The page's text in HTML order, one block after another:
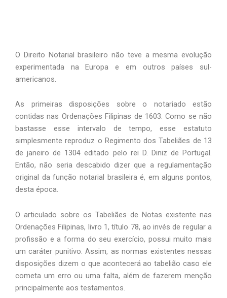
O Direito Notarial brasileiro não teve a mesma evolução
experimentada na Europa e em outros países sul-
americanos.
As primeiras disposições sobre o notariado estão
contidas nas Ordenações Filipinas de 1603. Como se não
bastasse esse intervalo de tempo, esse estatuto
simplesmente reproduz o Regimento dos Tabeliães de 13
de janeiro de 1304 editado pelo rei D. Diniz de Portugal.
Então, não seria descabido dizer que a regulamentação
original da função notarial brasileira é, em alguns pontos,
desta época.
O articulado sobre os Tabeliães de Notas existente nas
Ordenações Filipinas, livro 1, título 78, ao invés de regular a
profissão e a forma do seu exercício, possui muito mais
um caráter punitivo. Assim, as normas existentes nessas
disposições dizem o que acontecerá ao tabelião caso ele
cometa um erro ou uma falta, além de fazerem menção
principalmente aos testamentos.